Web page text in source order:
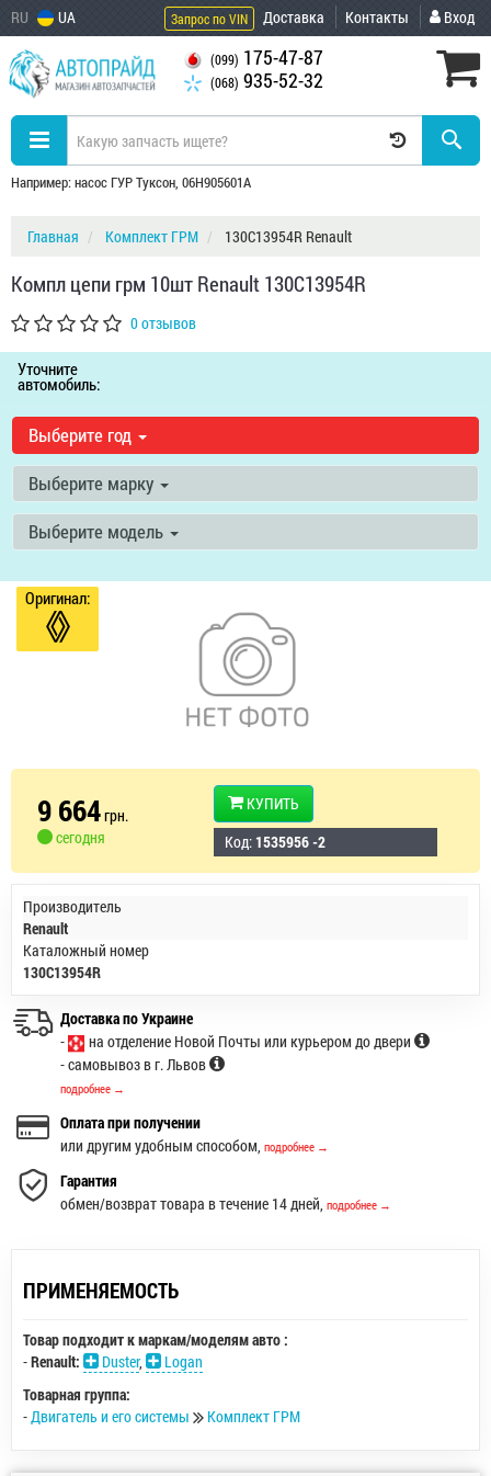
RU UA Запрос по VIN Доставка Контакты Вход
(099) 175-47-87
(068) 935-52-32
Например: насос ГУР Туксон, 06H905601A
Главная Комплект ГРМ 130C13954R Renault
Компл цепи грм 10шт Renault 130C13954R
0 отзывов
Уточните
автомобиль:
Выберите год
Выберите марку
Выберите модель
Оригинал:
9 664грн.
сегодня
КУПИТЬ
Код: 1535956 -2
Производитель
Renault
Каталожный номер
130C13954R
Доставка по Украине
-
на отделение Новой Почты или курьером до двери
- самовывоз в г. Львов
подробнее →
Оплата при получении
или другим удобным способом, подробнее →
Гарантия
обмен/возврат товара в течение 14 дней, подробнее →
ПРИМЕНЯЕМОСТЬ
Товар подходит к маркам/моделям авто :
-Renault: Duster,
Logan
Товарная группа:
-Двигатель и его системы Комплект ГРМ